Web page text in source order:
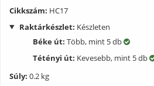
Cikkszám: HC17
Raktárkészlet: Készleten
Béke út: Több, mint 5 db
Tétényi út: Kevesebb, mint 5 db
Súly: 0.2 kg